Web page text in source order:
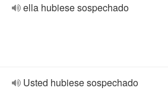
ella hubiese sospechado
Usted hubiese sospechado